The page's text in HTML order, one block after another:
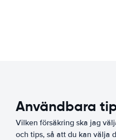
Användbara
Vilken försäkring ska jag
och tips, så att du kan välja